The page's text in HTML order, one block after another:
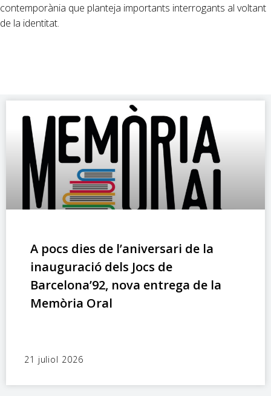
contemporània que planteja importants interrogants al voltant
de la identitat.
A pocs dies de l’aniversari de la
inauguració dels Jocs de
Barcelona’92, nova entrega de la
Memòria Oral
21 juliol 2026